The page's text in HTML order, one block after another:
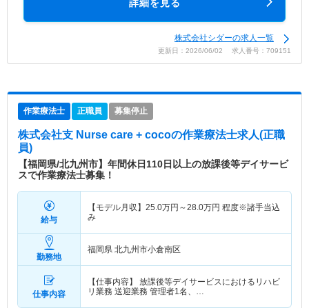
詳細を見る
株式会社シダーの求人一覧
更新日：2026/06/02 求人番号：709151
作業療法士 正職員 募集停止
株式会社支 Nurse care + cocoの作業療法士求人(正職
員)
【福岡県/北九州市】年間休日110日以上の放課後等デイサービ
スで作業療法士募集！
給与
【モデル月収】 25.0万円～28.0万円 程度※諸手当込
み
勤務地
福岡県 北九州市小倉南区
仕事内容
【仕事内容】 放課後等デイサービスにおけるリハビ
リ業務 送迎業務 管理者1名、…